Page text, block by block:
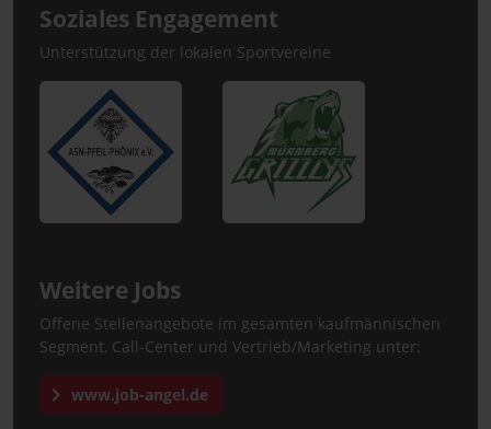
Soziales Engagement
Unterstützung der lokalen Sportvereine
Weitere Jobs
Offene Stellenangebote im gesamten kaufmännischen
Segment, Call-Center und Vertrieb/Marketing unter:
www.job-angel.de